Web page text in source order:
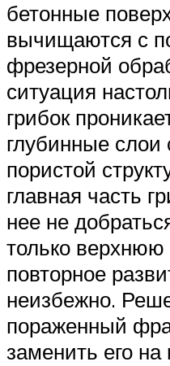
бетонные
вычищаются с
фрезерной
ситуация
грибок
глубинные
пористой
главная часть
нее не
только верхнюю
повторное
неизбежно.
пораженный
заменить его